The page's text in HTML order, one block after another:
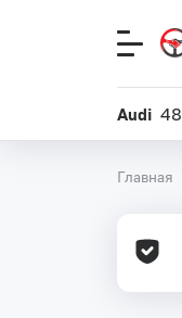
Audi 48
Главная